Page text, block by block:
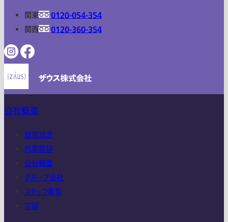
関東
0120-054-354
関西
0120-360-354
会社概要
経営理念
代表挨拶
会社概要
グループ会社
スタッフ募集
店舗